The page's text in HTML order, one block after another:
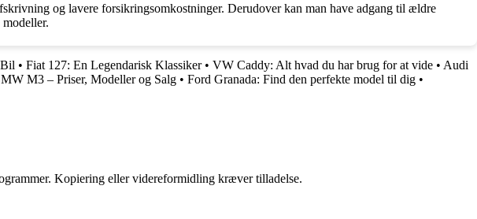
og lavere forsikringsomkostninger. Derudover kan man have adgang til ældre
• Fiat 127: En Legendarisk Klassiker• VW Caddy: Alt hvad du har brug for at vide • Audi
M3 – Priser, Modeller og Salg • Ford Granada: Find den perfekte model til dig •
Kopiering eller videreformidling kræver tilladelse.